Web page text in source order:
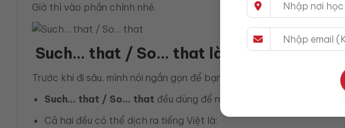
Giờ thì vào phần chính nhé.
Such… that / So… that là gì? Vì sao
Trước khi đi sâu, mình nói ngắn gọn để bạn nắm ngay:
Such… that / So… that đều dùng để nhấn mạnh mức độ.
Cả hai đều có thể dịch ra tiếng Việt là: